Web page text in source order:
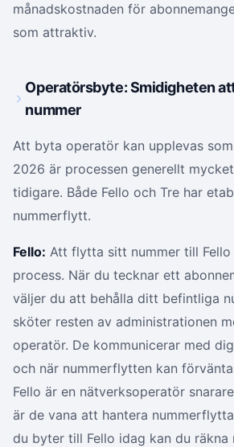
månadskostnaden för
som attraktiv.
Operatörsbyte: Smidigheten
nummer
Att byta operatör kan upplevas
2026 är processen generellt
tidigare. Både Fello och Tre har
nummerflytt.
Fello: Att flytta sitt nummer till Fello
process. När du tecknar ett
väljer du att behålla ditt befintliga
sköter resten av administrationen
operatör. De kommunicerar med
och när nummerflytten kan
Fello är en nätverksoperatör
är de vana att hantera
du byter till Fello idag kan du